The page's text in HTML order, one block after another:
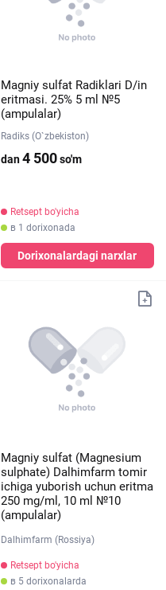
Magniy sulfat Radiklari D/in
eritmasi. 25% 5 ml №5
(ampulalar)
Radiks (O`zbekiston)
dan4 500so'm
Retsept bo'yicha
в 1 dorixonada
Dorixonalardagi narxlar
Magniy sulfat (Magnesium
sulphate) Dalhimfarm tomir
ichiga yuborish uchun eritma
250 mg/ml, 10 ml №10
(ampulalar)
Dalhimfarm (Rossiya)
Retsept bo'yicha
в 5 dorixonalarda